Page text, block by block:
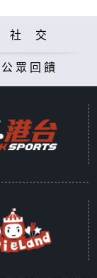
社 交
公眾回饋